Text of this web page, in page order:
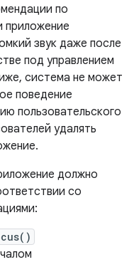
по
приложение
звук даже после
под управлением
система не может
поведение
пользовательского
удалять
должно
со